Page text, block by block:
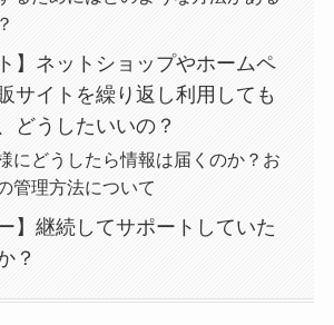
】ネットショップやホームペ
サイトを繰り返し利用しても
どうしたいいの？
にどうしたら情報は届くのか？お
管理方法について
】継続してサポートしていた
？